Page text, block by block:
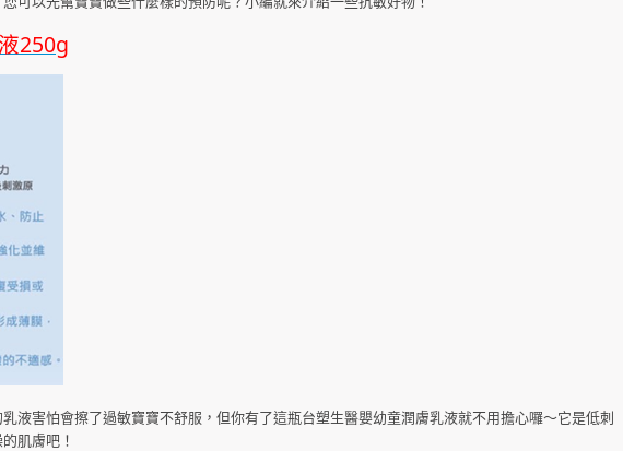
250g
液害怕會擦了過敏寶寶不舒服，但你有了這瓶台塑生醫嬰幼童潤膚乳液就不用擔心囉～它是低刺
肌膚吧！